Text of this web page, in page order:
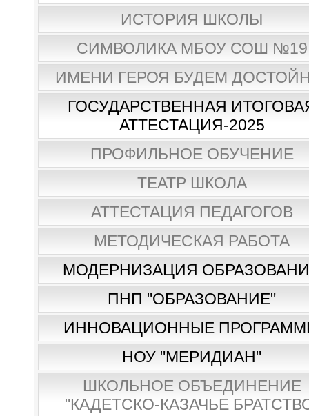
ИСТОРИЯ ШКОЛЫ
СИМВОЛИКА МБОУ СОШ №19
ИМЕНИ ГЕРОЯ БУДЕМ
ГОСУДАРСТВЕННАЯ
АТТЕСТАЦИЯ-2025
ПРОФИЛЬНОЕ ОБУЧЕНИЕ
ТЕАТР ШКОЛА
АТТЕСТАЦИЯ ПЕДАГОГОВ
МЕТОДИЧЕСКАЯ РАБОТА
МОДЕРНИЗАЦИЯ
ПНП "ОБРАЗОВАНИЕ"
ИННОВАЦИОННЫЕ
НОУ "МЕРИДИАН"
ШКОЛЬНОЕ ОБЪЕДИНЕНИЕ
"КАДЕТСКО-КАЗАЧЬЕ